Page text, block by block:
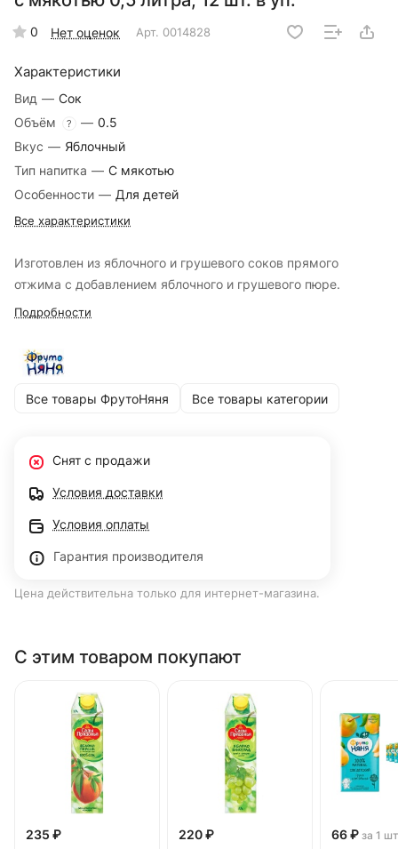
0 Нет оценок Арт. 0014828
Характеристики
Вид — Сок
Объём
? — 0.5
Вкус — Яблочный
Тип напитка — С мякотью
Особенности — Для детей
Все характеристики
Изготовлен из яблочного и грушевого соков прямого
отжима с добавлением яблочного и грушевого пюре.
Подробности
Все товары ФрутоНяня Все товары категории
Снят с продажи
Условия доставки
Условия оплаты
Гарантия производителя
Цена действительна только для интернет-магазина.
С этим товаром покупают
235 ₽
220 ₽
66 ₽ за 1 шт